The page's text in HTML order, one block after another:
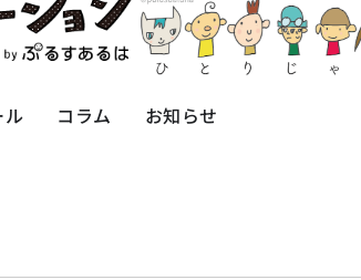
ル コラム お知らせ